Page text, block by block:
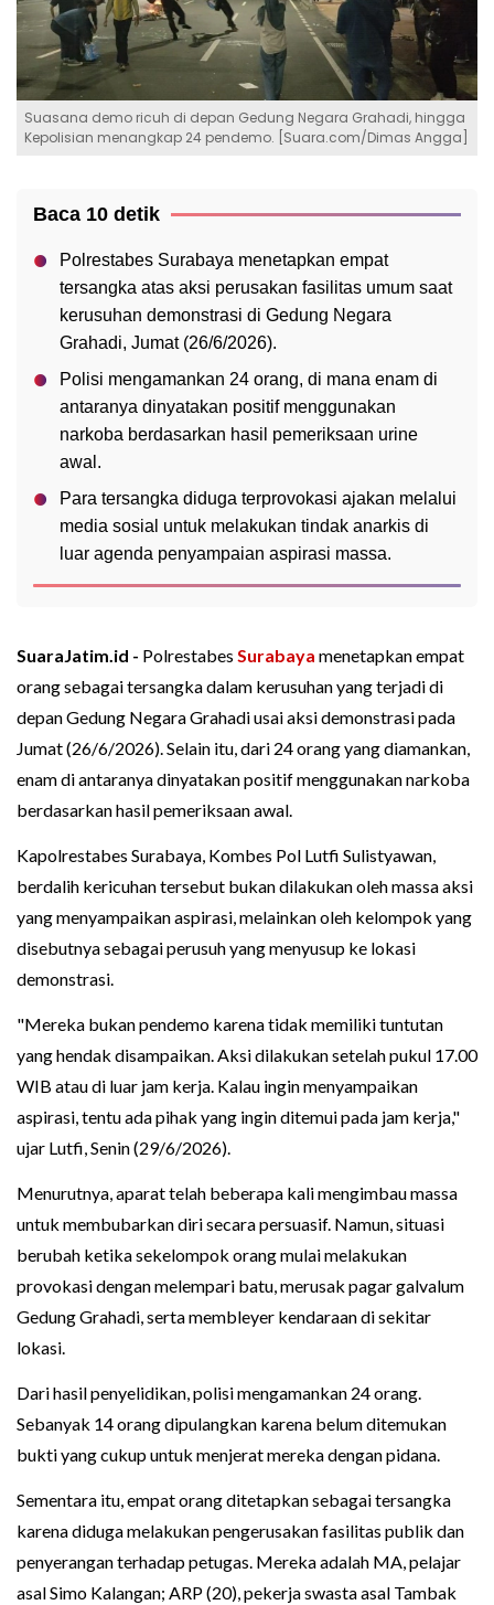
Suasana demo ricuh di depan Gedung Negara Grahadi, hingga
Kepolisian menangkap 24 pendemo. [Suara.com/Dimas Angga]
Baca 10 detik
Polrestabes Surabaya menetapkan empat
tersangka atas aksi perusakan fasilitas umum saat
kerusuhan demonstrasi di Gedung Negara
Grahadi, Jumat (26/6/2026).
Polisi mengamankan 24 orang, di mana enam di
antaranya dinyatakan positif menggunakan
narkoba berdasarkan hasil pemeriksaan urine
awal.
Para tersangka diduga terprovokasi ajakan melalui
media sosial untuk melakukan tindak anarkis di
luar agenda penyampaian aspirasi massa.
SuaraJatim.id - Polrestabes Surabaya menetapkan empat
orang sebagai tersangka dalam kerusuhan yang terjadi di
depan Gedung Negara Grahadi usai aksi demonstrasi pada
Jumat (26/6/2026). Selain itu, dari 24 orang yang diamankan,
enam di antaranya dinyatakan positif menggunakan narkoba
berdasarkan hasil pemeriksaan awal.
Kapolrestabes Surabaya, Kombes Pol Lutfi Sulistyawan,
berdalih kericuhan tersebut bukan dilakukan oleh massa aksi
yang menyampaikan aspirasi, melainkan oleh kelompok yang
disebutnya sebagai perusuh yang menyusup ke lokasi
demonstrasi.
"Mereka bukan pendemo karena tidak memiliki tuntutan
yang hendak disampaikan. Aksi dilakukan setelah pukul 17.00
WIB atau di luar jam kerja. Kalau ingin menyampaikan
aspirasi, tentu ada pihak yang ingin ditemui pada jam kerja,"
ujar Lutfi, Senin (29/6/2026).
Menurutnya, aparat telah beberapa kali mengimbau massa
untuk membubarkan diri secara persuasif. Namun, situasi
berubah ketika sekelompok orang mulai melakukan
provokasi dengan melempari batu, merusak pagar galvalum
Gedung Grahadi, serta membleyer kendaraan di sekitar
lokasi.
Dari hasil penyelidikan, polisi mengamankan 24 orang.
Sebanyak 14 orang dipulangkan karena belum ditemukan
bukti yang cukup untuk menjerat mereka dengan pidana.
Sementara itu, empat orang ditetapkan sebagai tersangka
karena diduga melakukan pengerusakan fasilitas publik dan
penyerangan terhadap petugas. Mereka adalah MA, pelajar
asal Simo Kalangan; ARP (20), pekerja swasta asal Tambak